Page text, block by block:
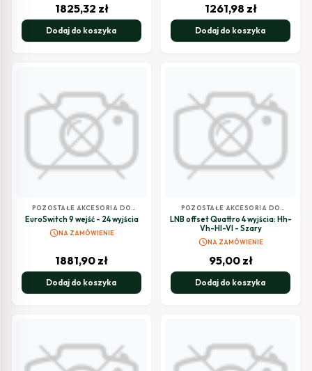
1825,32 zł
Dodaj do koszyka
1261,98 zł
Dodaj do koszyka
POZOSTAŁE AKCESORIA DO
TELEWIZJI SATELITARNEJ
EuroSwitch 9 wejść - 24 wyjścia
scheduleNA ZAMÓWIENIE
1881,90 zł
Dodaj do koszyka
POZOSTAŁE AKCESORIA DO
TELEWIZJI SATELITARNEJ
LNB offset Quattro 4 wyjścia: Hh-
Vh-Hl-Vl - Szary
scheduleNA ZAMÓWIENIE
95,00 zł
Dodaj do koszyka